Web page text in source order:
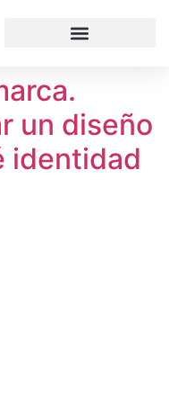
un diseño
identidad